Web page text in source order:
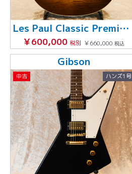
Les Paul Classic Premium Plus
￥600,000税別 ￥660,000税込
Gibson
中古 ハンズ1号